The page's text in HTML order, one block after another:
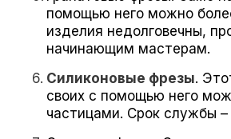
помощью него можно
изделия недолговечны,
начинающим мастерам.
Силиконовые фрезы.
своих с помощью него
частицами. Срок службы